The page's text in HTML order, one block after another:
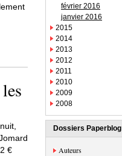
€
février 2016
janvier 2016
2015
2014
2013
2012
2011
2010
2009
2008
Dossiers Paperblog
Auteurs